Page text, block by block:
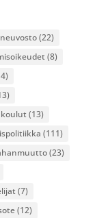
(22)
(8)
koulut (13)
(111)
(23)
(7)
(12)